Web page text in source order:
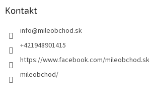
Kontakt
info@mileobchod.sk
+421948901415
https://www.facebook.com/mileobchod.sk
mileobchod/